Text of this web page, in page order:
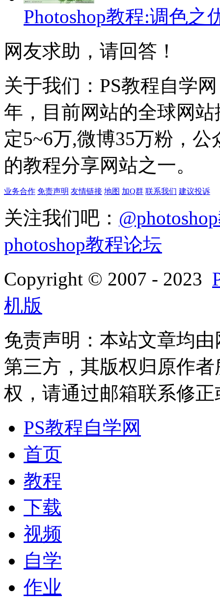
Photoshop教程:调色之
网友求助，请回答！
关于我们：PS教程自学
年，目前网站的全球网
定5~6万,微博35万粉，
的教程分享网站之一。
业务合作 免责声明 友情链接 地图 加Q群 联系我们 建议投诉
关注我们吧：
photoshop教程论坛
Copyright © 2007 - 2023
机版
免责声明：本站文章均
第三方，其版权归原作
权，请通过邮箱联系修正
PS教程自学网
首页
教程
下载
视频
自学
作业